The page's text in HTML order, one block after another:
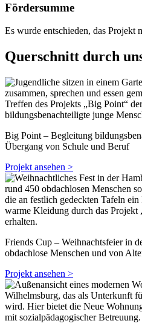
Fördersumme
Es wurde entschieden, das Projekt
Querschnitt durch
Big Point – Begleitung
Übergang von Schule und Beruf
Projekt ansehen >
Friends Cup – Weihnachtsfeier in
obdachlose Menschen und von
Projekt ansehen >